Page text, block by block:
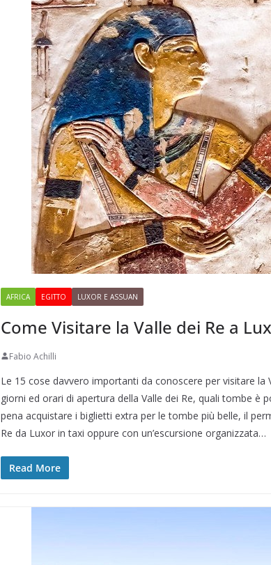
AFRICA EGITTO LUXOR E ASSUAN
Come Visitare la Valle dei Re a
Fabio Achilli
Le 15 cose davvero importanti da conoscere per visitare la
giorni ed orari di apertura della Valle dei Re, quali tombe è
pena acquistare i biglietti extra per le tombe più belle, il
Re da Luxor in taxi oppure con un’escursione organizzata…
Read More